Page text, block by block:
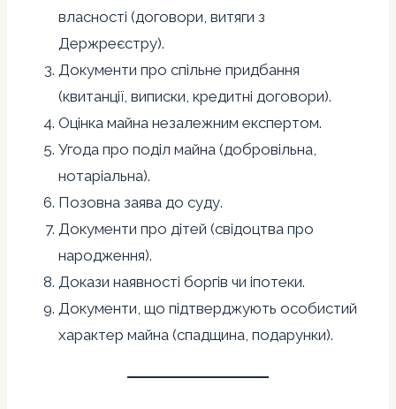
власності (договори, витяги з
Держреєстру).
Документи про спільне придбання
(квитанції, виписки, кредитні договори).
Оцінка майна незалежним експертом.
Угода про поділ майна (добровільна,
нотаріальна).
Позовна заява до суду.
Документи про дітей (свідоцтва про
народження).
Докази наявності боргів чи іпотеки.
Документи, що підтверджують особистий
характер майна (спадщина, подарунки).